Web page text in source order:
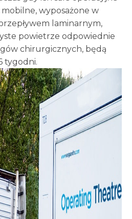
wyposażone w
laminarnym,
powietrze odpowiednie
chirurgicznych, będą
tygodni.